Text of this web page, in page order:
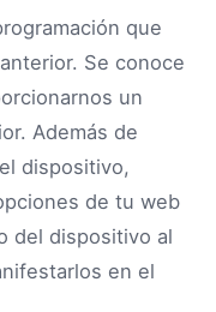
que
Se conoce
un
Además de
dispositivo,
de tu web
del dispositivo al
en el